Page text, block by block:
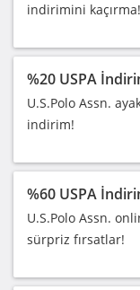
indirimini kaçırma!
%20 USPA
U.S.Polo Assn.
indirim!
%60 USPA
U.S.Polo Assn.
sürpriz fırsatlar!